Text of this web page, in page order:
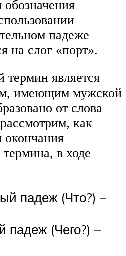
обозначения
падеже
на слог «порт».
термин является
имеющим мужской
от слова
как
окончания
в ходе
падеж (Что?) –
падеж (Чего?) –